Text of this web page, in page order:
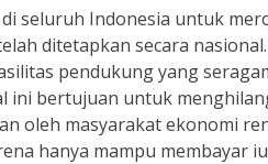
seluruh Indonesia untuk
ditetapkan secara
pendukung yang
bertujuan untuk
oleh masyarakat ekonomi
hanya mampu membayar